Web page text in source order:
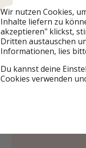
Wir nutzen Cookies,
Inhalte liefern zu
akzeptieren" klickst,
Dritten austauschen
Informationen, lies
Du kannst deine
Cookies verwenden